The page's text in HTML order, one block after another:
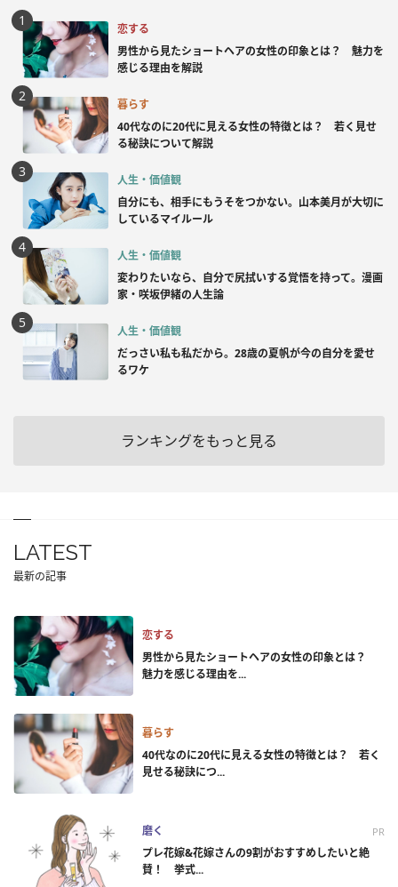
恋する
男性から見たショートヘアの女性の印象とは？ 魅力を
感じる理由を解説
暮らす
40代なのに20代に見える女性の特徴とは？ 若く見せ
る秘訣について解説
人生・価値観
自分にも、相手にもうそをつかない。山本美月が大切に
しているマイルール
人生・価値観
変わりたいなら、自分で尻拭いする覚悟を持って。漫画
家・咲坂伊緒の人生論
人生・価値観
だっさい私も私だから。28歳の夏帆が今の自分を愛せ
るワケ
ランキングをもっと見る
LATEST
最新の記事
恋する
男性から見たショートヘアの女性の印象とは？
魅力を感じる理由を...
暮らす
40代なのに20代に見える女性の特徴とは？ 若く
見せる秘訣につ...
磨く PR
プレ花嫁&花嫁さんの9割がおすすめしたいと絶
賛！ 挙式...